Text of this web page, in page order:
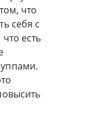
что
себя с
есть